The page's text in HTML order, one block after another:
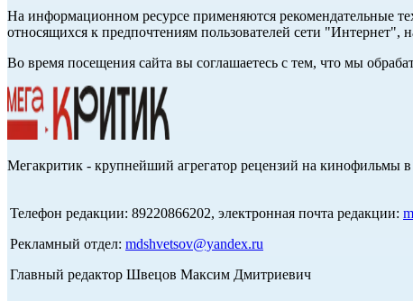
На информационном ресурсе применяются рекомендательные
относящихся к предпочтениям пользователей сети "Интернет",
Во время посещения сайта вы соглашаетесь с тем, что мы
Мегакритик - крупнейший агрегатор рецензий на кинофильмы в
Телефон редакции: 89220866202, электронная почта редакции:
Рекламный отдел: mdshvetsov@yandex.ru
Главный редактор Швецов Максим Дмитриевич